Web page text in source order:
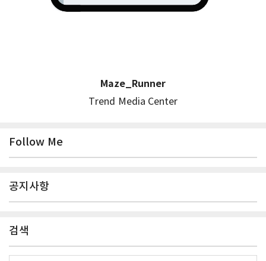
Maze_Runner
Trend Media Center
Follow Me
공지사항
검색